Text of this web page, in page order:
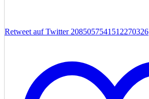
Retweet auf Twitter 2085057541512270326